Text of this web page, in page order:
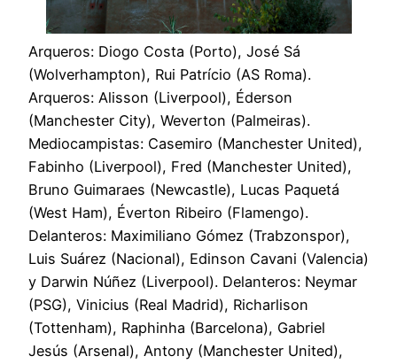
Arqueros: Diogo Costa (Porto), José Sá
(Wolverhampton), Rui Patrício (AS Roma).
Arqueros: Alisson (Liverpool), Éderson
(Manchester City), Weverton (Palmeiras).
Mediocampistas: Casemiro (Manchester United),
Fabinho (Liverpool), Fred (Manchester United),
Bruno Guimaraes (Newcastle), Lucas Paquetá
(West Ham), Éverton Ribeiro (Flamengo).
Delanteros: Maximiliano Gómez (Trabzonspor),
Luis Suárez (Nacional), Edinson Cavani (Valencia)
y Darwin Núñez (Liverpool). Delanteros: Neymar
(PSG), Vinicius (Real Madrid), Richarlison
(Tottenham), Raphinha (Barcelona), Gabriel
Jesús (Arsenal), Antony (Manchester United),